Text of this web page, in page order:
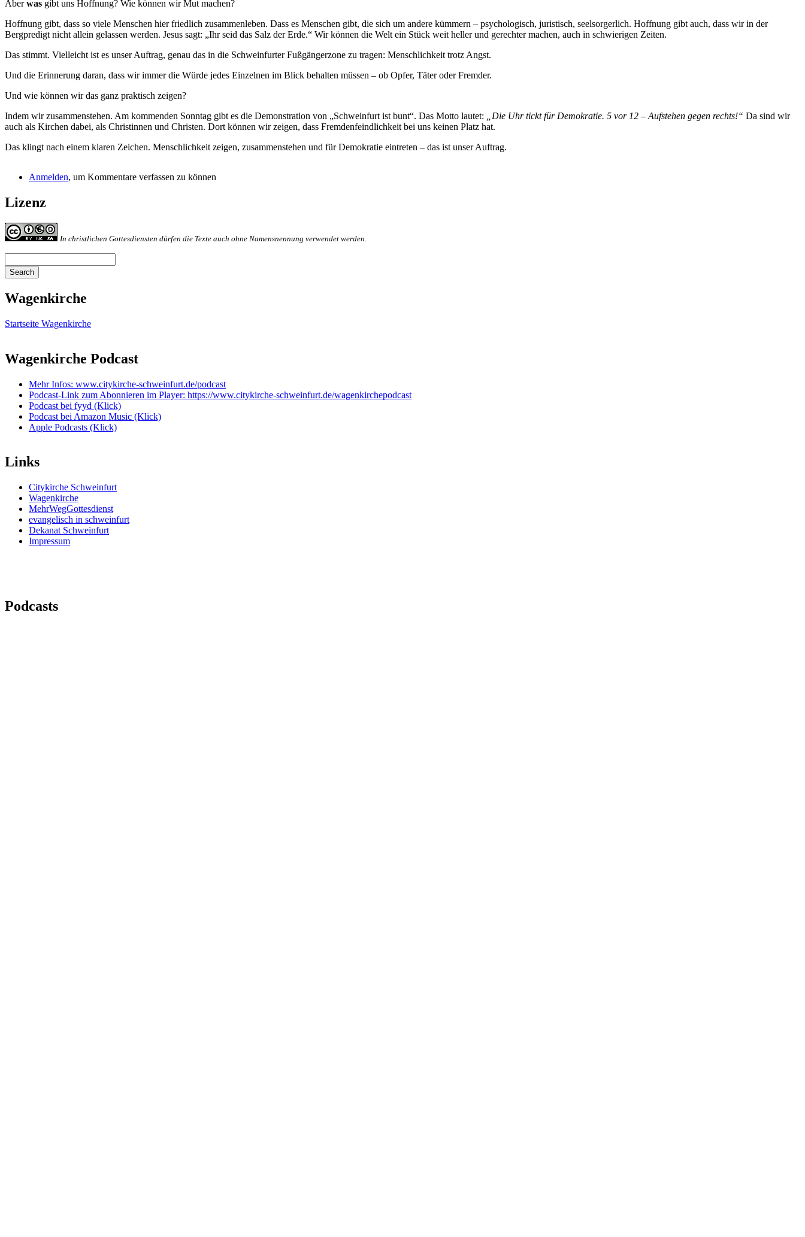
Aberwas gibt uns Hoffnung? Wie können wir Mut machen?
Hoffnung gibt, dass so viele Menschen hier friedlich zusammenleben. Dass es Menschen gibt, die sich um andere kümmern – psychologisch, juristisch, seelsorgerlich. Hoffnung gibt auch, dass wir in der
Bergpredigt nicht allein gelassen werden. Jesus sagt: „Ihr seid das Salz der Erde.“ Wir können die Welt ein Stück weit heller und gerechter machen, auch in schwierigen Zeiten.
Das stimmt. Vielleicht ist es unser Auftrag, genau das in die Schweinfurter Fußgängerzone zu tragen: Menschlichkeit trotz Angst.
Und die Erinnerung daran, dass wir immer die Würde jedes Einzelnen im Blick behalten müssen – ob Opfer, Täter oder Fremder.
Und wie können wir das ganz praktisch zeigen?
Indem wir zusammenstehen. Am kommenden Sonntag gibt es die Demonstration von „Schweinfurt ist bunt“. Das Motto lautet:
„Die Uhr tickt für Demokratie. 5 vor 12 – Aufstehen gegen rechts!“ Da sind wir
auch als Kirchen dabei, als Christinnen und Christen. Dort können wir zeigen, dass Fremdenfeindlichkeit bei uns keinen Platz hat.
Das klingt nach einem klaren Zeichen. Menschlichkeit zeigen, zusammenstehen und für Demokratie eintreten – das ist unser Auftrag.
Anmelden, um Kommentare verfassen zu können
Lizenz
In christlichen Gottesdiensten dürfen die Texte auch ohne Namensnennung verwendet werden.
Search
Wagenkirche
Startseite Wagenkirche
Wagenkirche Podcast
Mehr Infos: www.citykirche-schweinfurt.de/podcast
Podcast-Link zum Abonnieren im Player: https://www.citykirche-schweinfurt.de/wagenkirchepodcast
Podcast bei fyyd (Klick)
Podcast bei Amazon Music (Klick)
Apple Podcasts (Klick)
Links
Citykirche Schweinfurt
Wagenkirche
MehrWegGottesdienst
evangelisch in schweinfurt
Dekanat Schweinfurt
Impressum
Podcasts